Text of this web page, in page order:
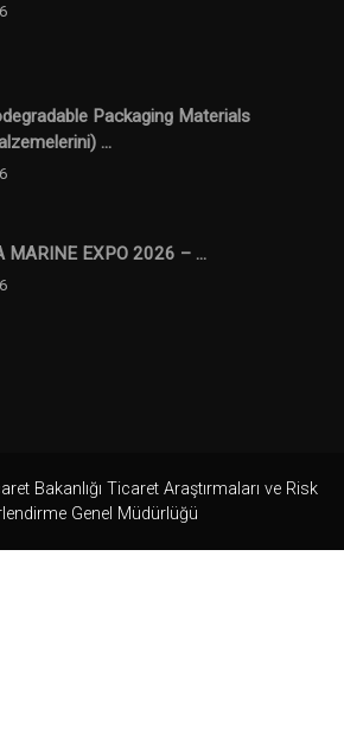
Packaging Materials
...
MARINE EXPO 2026 – ...
Bakanlığı Ticaret Araştırmaları ve Risk
Genel Müdürlüğü